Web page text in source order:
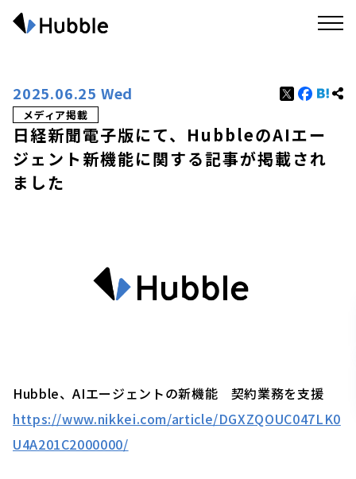
2025.06.25 Wed
メディア掲載
日経新聞電子版にて、HubbleのAIエー
ジェント新機能に関する記事が掲載され
ました
Hubble、AIエージェントの新機能 契約業務を支援
https://www.nikkei.com/article/DGXZQOUC047LK0
U4A201C2000000/